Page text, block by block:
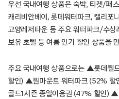
우선 국내여행 상품은 숙박, 티켓/패
캐리비안베이, 롯데워터파크, 캘리포
고양레저타운 등 주요 워터파크/수상
보유 호텔 등 여름 인기 할인 상품을
주요 국내여행 상품으로는 ▲롯데월
할인) ▲원마운트 워터파크 (52% 할
골드1시즌 종일이용권 (47% 할인) ▲